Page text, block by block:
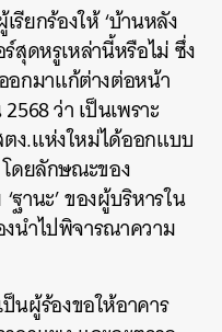
ยกร้องให้ ‘บ้านหลัง
สุดหรูเหล่านี้หรือไม่ ซึ่ง
อกมาแก้ต่างต่อหน้า
ว่า เป็นเพราะ
ง.แห่งใหม่ได้ออกแบบ
โดยลักษณะของ
านะ’ ของผู้บริหารใน
นำไปพิจารณาความ
นผู้ร้องขอให้อาคาร